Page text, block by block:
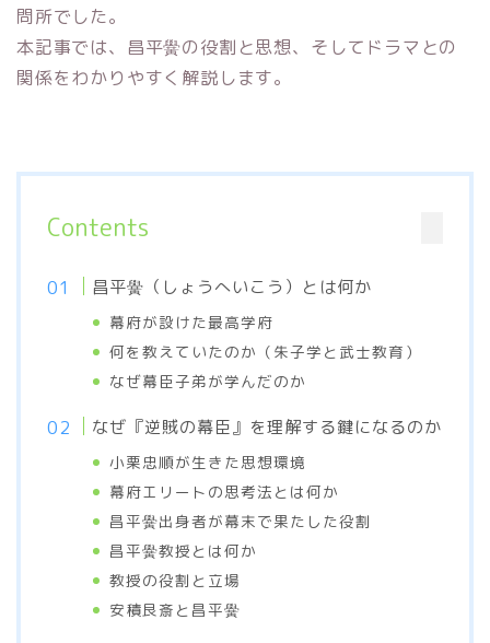
問所でした。
本記事では、昌平黌の役割と思想、そしてドラマとの
関係をわかりやすく解説します。
Contents
昌平黌（しょうへいこう）とは何か
幕府が設けた最高学府
何を教えていたのか（朱子学と武士教育）
なぜ幕臣子弟が学んだのか
なぜ『逆賊の幕臣』を理解する鍵になるのか
小栗忠順が生きた思想環境
幕府エリートの思考法とは何か
昌平黌出身者が幕末で果たした役割
昌平黌教授とは何か
教授の役割と立場
安積艮斎と昌平黌